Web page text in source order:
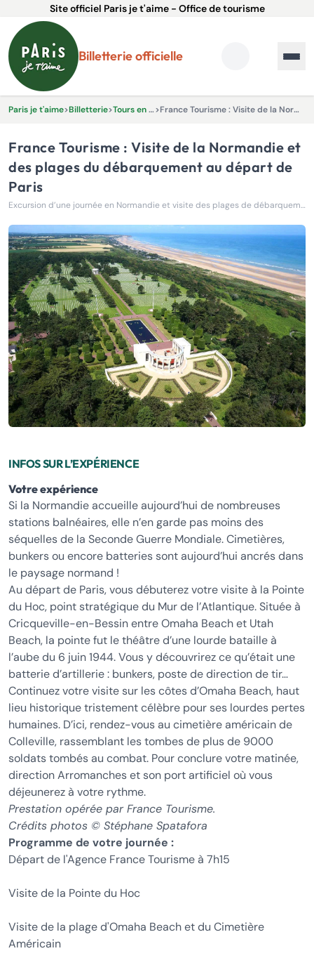
Site officiel Paris je t'aime - Office de tourisme
Billetterie officielle
Paris je t'aime>Billetterie> Tours en bus et Excursions> France Tourisme : Visite de la Normandie et des plages du débarquement au départ de Paris
France Tourisme : Visite de la Normandie et
des plages du débarquement au départ de
Paris
Excursion d’une journée en Normandie et visite des plages de débarquement au départ de Paris dans un minivan tout confort
INFOS SUR L’EXPÉRIENCE
Votre expérience
Si la Normandie accueille aujourd’hui de nombreuses
stations balnéaires, elle n’en garde pas moins des
séquelles de la Seconde Guerre Mondiale. Cimetières,
bunkers ou encore batteries sont aujourd’hui ancrés dans
le paysage normand !
Au départ de Paris, vous débuterez votre visite à la Pointe
du Hoc, point stratégique du Mur de l’Atlantique. Située à
Cricqueville-en-Bessin entre Omaha Beach et Utah
Beach, la pointe fut le théâtre d’une lourde bataille à
l’aube du 6 juin 1944. Vous y découvrirez ce qu’était une
batterie d’artillerie : bunkers, poste de direction de tir…
Continuez votre visite sur les côtes d’Omaha Beach, haut
lieu historique tristement célèbre pour ses lourdes pertes
humaines. D’ici, rendez-vous au cimetière américain de
Colleville, rassemblant les tombes de plus de 9000
soldats tombés au combat. Pour conclure votre matinée,
direction Arromanches et son port artificiel où vous
déjeunerez à votre rythme.
Prestation opérée par France Tourisme.
Crédits photos © Stéphane Spatafora
Programme de votre journée :
Départ de l'Agence France Tourisme à 7h15
Visite de la Pointe du Hoc
Visite de la plage d'Omaha Beach et du Cimetière
Américain